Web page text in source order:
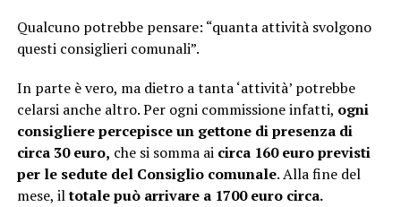
Qualcuno potrebbe pensare: “quanta attività svolgono
questi consiglieri comunali”.
In parte è vero, ma dietro a tanta ‘attività’ potrebbe
celarsi anche altro. Per ogni commissione infatti, ogni
consigliere percepisce un gettone di presenza di
circa 30 euro, che si somma aicirca 160 euro previsti
per le sedute del Consiglio comunale. Alla fine del
mese, iltotale può arrivare a 1700 euro circa.